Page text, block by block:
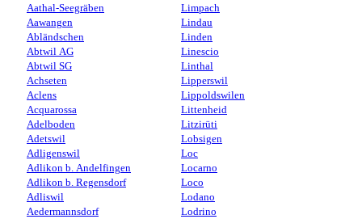
Aathal-Seegräben
Aawangen
Abländschen
Abtwil AG
Abtwil SG
Achseten
Aclens
Acquarossa
Adelboden
Adetswil
Adligenswil
Adlikon b. Andelfingen
Adlikon b. Regensdorf
Adliswil
Aedermannsdorf
Limpach
Lindau
Linden
Linescio
Linthal
Lipperswil
Lippoldswilen
Littenheid
Litzirüti
Lobsigen
Loc
Locarno
Loco
Lodano
Lodrino